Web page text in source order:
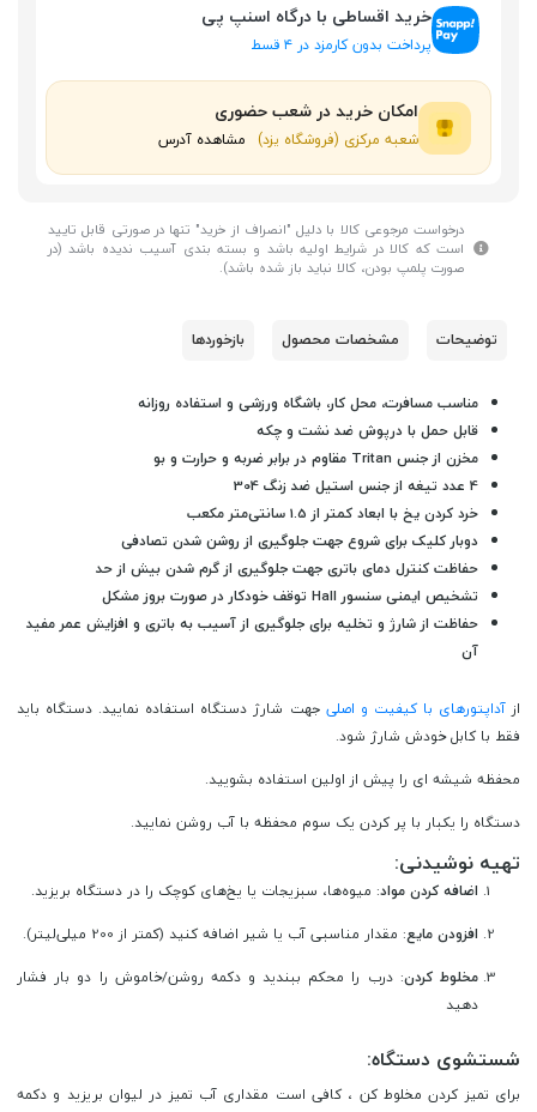
خرید اقساطی با درگاه اسنپ پی
پرداخت بدون کارمزد در ۴ قسط
امکان خرید در شعب حضوری
شعبه مرکزی (فروشگاه یزد) مشاهده آدرس
درخواست مرجوعی کالا با دلیل "انصراف از خرید" تنها در صورتی قابل تایید
است که کالا در شرایط اولیه باشد و بسته بندی آسیب ندیده باشد (در
صورت پلمپ بودن، کالا نباید باز شده باشد).
توضیحات مشخصات محصول بازخوردها
مناسب مسافرت، محل کار، باشگاه ورزشی و استفاده روزانه
قابل حمل با درپوش ضد نشت و چکه
مخزن از جنس Tritan مقاوم در برابر ضربه و حرارت و بو
4 عدد تیغه از جنس استیل ضد زنگ 304
خرد کردن یخ‌ با ابعاد کمتر از 1.5 سانتی‌متر مکعب
دوبار کلیک برای شروع جهت جلوگیری از روشن شدن تصادفی
حفاظت کنترل دمای باتری جهت جلوگیری از گرم شدن بیش از حد
تشخیص ایمنی سنسور Hall توقف خودکار در صورت بروز مشکل
حفاظت از شارژ و تخلیه برای جلوگیری از آسیب به باتری و افزایش عمر مفید
آن
ازآداپتورهای با کیفیت و اصلی جهت شارژ دستگاه استفاده نمایید. دستگاه باید
فقط با کابل خودش شارژ شود.
محفظه شیشه ای را پیش از اولین استفاده بشویید.
دستگاه را یکبار با پر کردن یک سوم محفظه با آب روشن نمایید.
تهیه نوشیدنی:
اضافه کردن مواد: میوه‌ها، سبزیجات یا یخ‌های کوچک را در دستگاه بریزید.
افزودن مایع: مقدار مناسبی آب یا شیر اضافه کنید (کمتر از 200 میلی‌لیتر).
مخلوط کردن: درب را محکم ببندید و دکمه روشن/خاموش را دو بار فشار
دهید
شستشوی دستگاه:
برای تمیز کردن مخلوط کن ، کافی است مقداری آب تمیز در لیوان بریزید و دکمه